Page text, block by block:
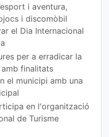
i aventura,
i discomòbil
el Dia Internacional
per a erradicar la
finalitats
el municipi amb una
en l'organització
de Turisme